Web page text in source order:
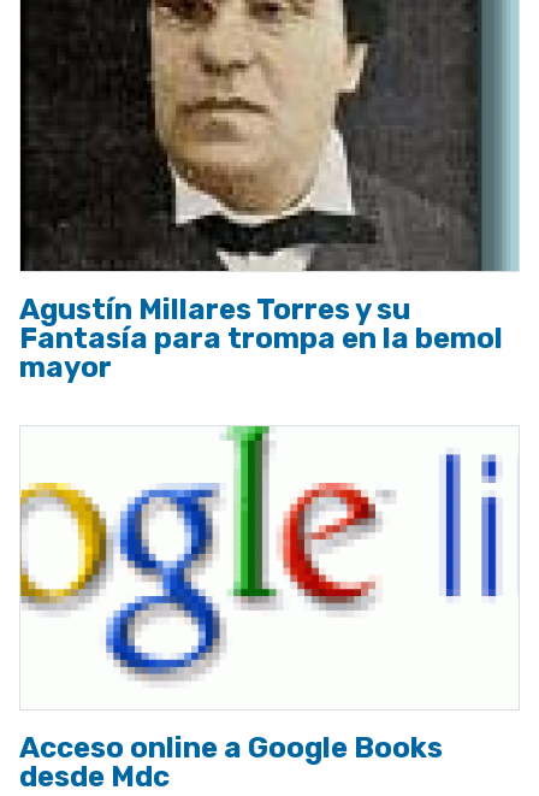
Agustín Millares Torres y su
Fantasía para trompa en la bemol
mayor
Acceso online a Google Books
desde Mdc